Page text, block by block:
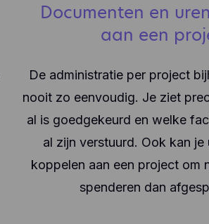
Documenten en
aan een
De administratie per project
nooit zo eenvoudig. Je ziet
al is goedgekeurd en welke
al zijn verstuurd. Ook kan je
koppelen aan een project om
spenderen dan